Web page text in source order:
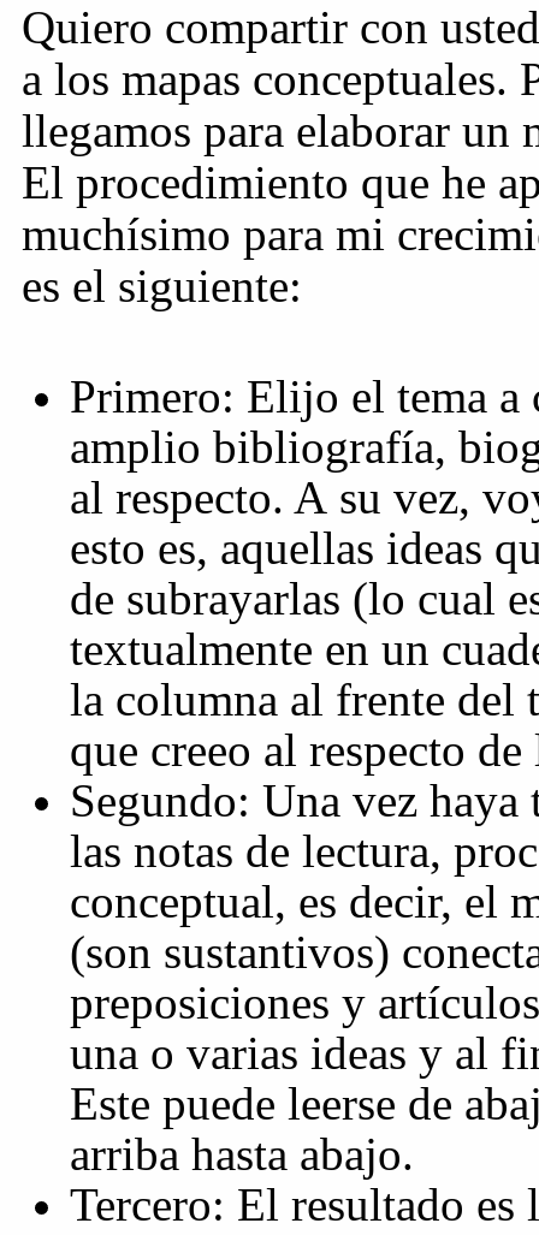
Quiero compartir con
a los mapas conceptuales.
llegamos para elaborar un
El procedimiento que he
muchísimo para mi
es el siguiente:
Primero: Elijo el tema a
amplio bibliografía,
al respecto. A su vez,
esto es, aquellas ideas
de subrayarlas (lo cual
textualmente en un
la columna al frente
que creeo al respecto de
Segundo: Una vez
las notas de lectura,
conceptual, es decir, el
(son sustantivos)
preposiciones y
una o varias ideas y al
Este puede leerse de
arriba hasta abajo.
Tercero: El resultado